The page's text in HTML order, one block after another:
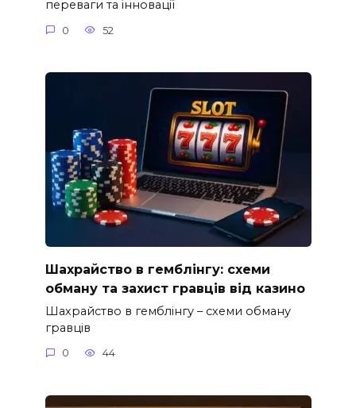
переваги та інновації
0 52
Шахрайство в гемблінгу: схеми
обману та захист гравців від казино
Шахрайство в гемблінгу – схеми обману
гравців
0 44